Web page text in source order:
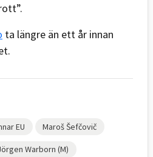
ta längre än ett år innan
EU
Maroš Šefčovič
Warborn (M)